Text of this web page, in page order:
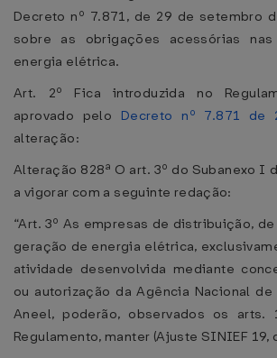
Decreto nº 7.871, de 29 de setembro
sobre as obrigações acessórias
energia elétrica.
Art. 2º Fica introduzida no
aprovado pelo Decreto nº 7.871 de
alteração:
Alteração 828ª O art. 3º do Subanexo I
a vigorar com a seguinte redação:
“Art. 3º As empresas de distribuição,
geração de energia elétrica,
atividade desenvolvida mediante
ou autorização da Agência Nacional
Aneel, poderão, observados os arts.
Regulamento, manter (Ajuste SINIEF 19,